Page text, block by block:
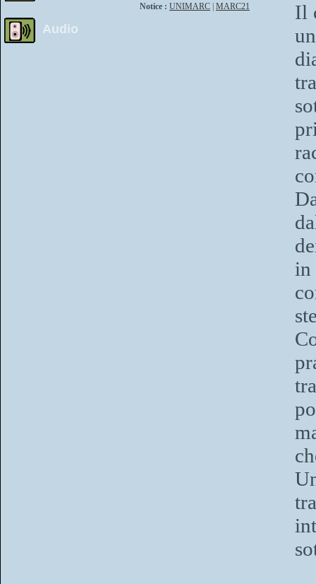
Audio
Notice : UNIMARC MARC21
Il
in